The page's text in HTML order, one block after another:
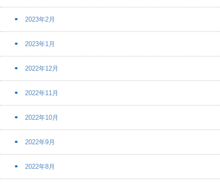
2023年2月
2023年1月
2022年12月
2022年11月
2022年10月
2022年9月
2022年8月